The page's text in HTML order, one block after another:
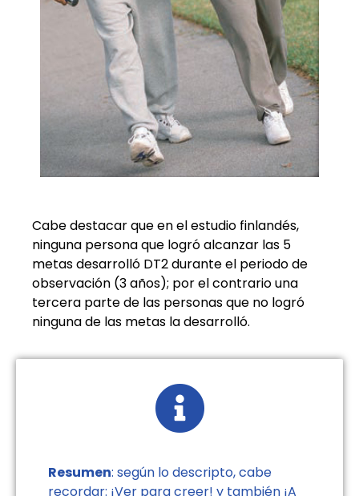
Cabe destacar que en el estudio finlandés,
ninguna persona que logró alcanzar las 5
metas desarrolló DT2 durante el periodo de
observación (3 años); por el contrario una
tercera parte de las personas que no logró
ninguna de las metas la desarrolló.
Resumen: según lo descripto, cabe
recordar: ¡Ver para creer! y también ¡A